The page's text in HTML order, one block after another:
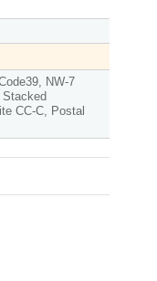
NW-7
Stacked
CC-C, Postal